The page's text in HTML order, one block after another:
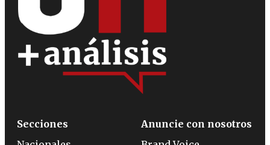
Secciones
Anuncie con nosotros